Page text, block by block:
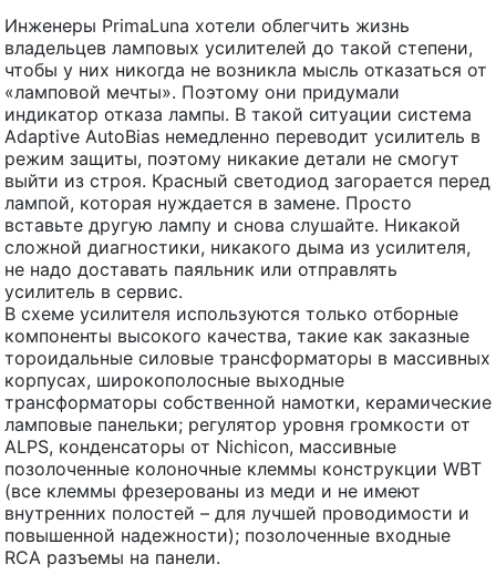
Инженеры PrimaLuna хотели облегчить жизнь
владельцев ламповых усилителей до такой степени,
чтобы у них никогда не возникла мысль отказаться от
«ламповой мечты». Поэтому они придумали
индикатор отказа лампы. В такой ситуации система
Adaptive AutoBias немедленно переводит усилитель в
режим защиты, поэтому никакие детали не смогут
выйти из строя. Красный светодиод загорается перед
лампой, которая нуждается в замене. Просто
вставьте другую лампу и снова слушайте. Никакой
сложной диагностики, никакого дыма из усилителя,
не надо доставать паяльник или отправлять
усилитель в сервис.
В схеме усилителя используются только отборные
компоненты высокого качества, такие как заказные
тороидальные силовые трансформаторы в массивных
корпусах, широкополосные выходные
трансформаторы собственной намотки, керамические
ламповые панельки; регулятор уровня громкости от
ALPS, конденсаторы от Nichicon, массивные
позолоченные колоночные клеммы конструкции WBT
(все клеммы фрезерованы из меди и не имеют
внутренних полостей – для лучшей проводимости и
повышенной надежности); позолоченные входные
RCA разъемы на панели.